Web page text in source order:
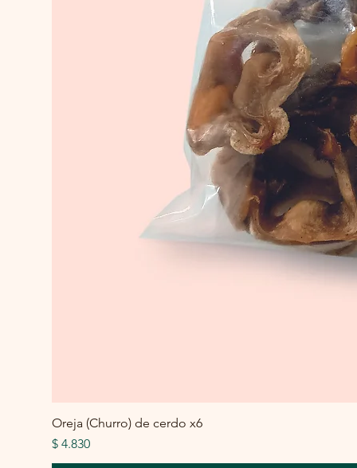
Oreja (Churro) de cerdo x6
Precio
$ 4.830